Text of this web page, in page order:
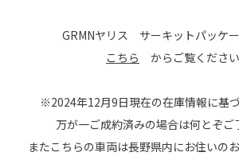
GRMNヤリス サーキットパッケ
こちら からご覧ください
※2024年12月9日現在の在庫情報に基づ
万が一ご成約済みの場合は何とぞご
またこちらの車両は長野県内にお住いの